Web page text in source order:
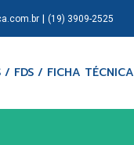
| (19) 3909-2525
/ FDS / FICHA TÉCNICA